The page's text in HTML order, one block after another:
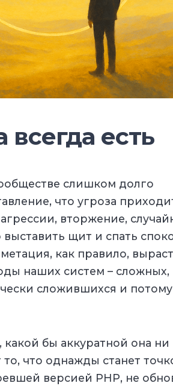
всегда есть
слишком долго
что угроза
вторжение,
щит и спать
как правило,
наших систем – сложных,
сложившихся и потому
бы аккуратной она ни
что однажды станет
версией PHP, не